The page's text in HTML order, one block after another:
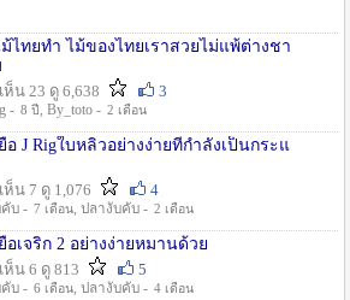
ไทยทำ ไม้ของไทยเราสวยไม่แพ้ต่างชา
ห็น 23 ดู 6,638
3
- 8 ปี , By_toto - 2 เดือน
อ J Rigใบหลิวอย่างง่ายที่กำลังเป็นกระแ
ห็น 7 ดู 1,076
4
บ - 7 เดือน, ปลางับคับ - 2 เดือน
อเจริก 2 อย่างง่ายหมานด้วย
ห็น 6 ดู 813
5
บ - 6 เดือน, ปลางับคับ - 4 เดือน